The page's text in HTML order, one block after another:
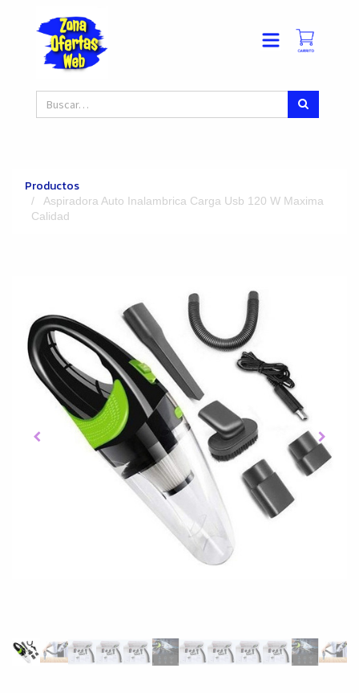
Productos
Aspiradora Auto Inalambrica Carga Usb 120 W Maxima
Calidad